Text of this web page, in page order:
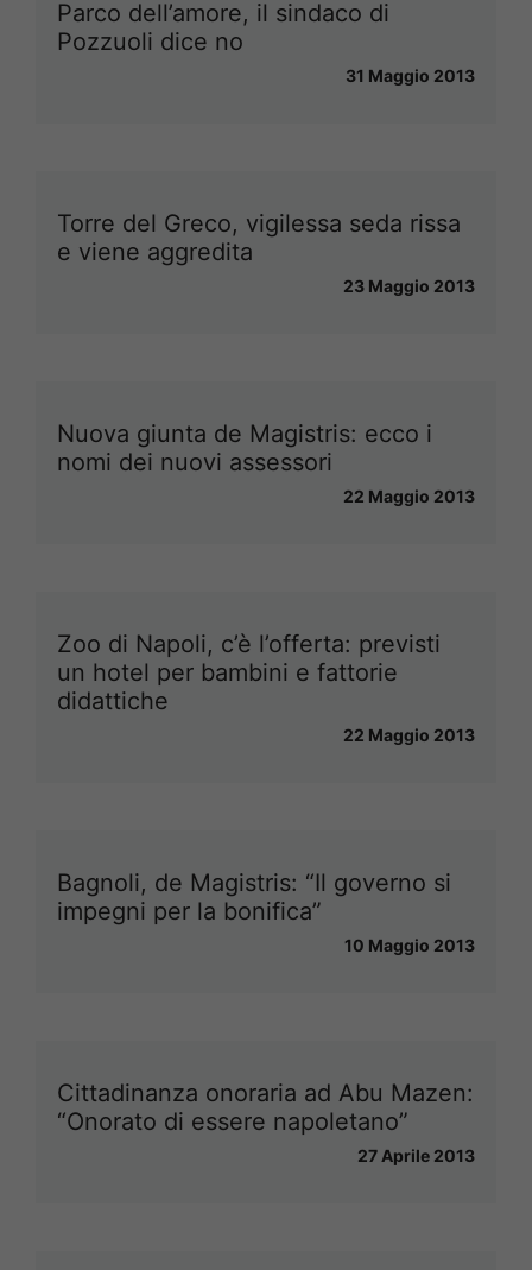
Parco dell’amore, il sindaco di
Pozzuoli dice no
31 Maggio 2013
Torre del Greco, vigilessa seda rissa
e viene aggredita
23 Maggio 2013
Nuova giunta de Magistris: ecco i
nomi dei nuovi assessori
22 Maggio 2013
Zoo di Napoli, c’è l’offerta: previsti
un hotel per bambini e fattorie
didattiche
22 Maggio 2013
Bagnoli, de Magistris: “Il governo si
impegni per la bonifica”
10 Maggio 2013
Cittadinanza onoraria ad Abu Mazen:
“Onorato di essere napoletano”
27 Aprile 2013